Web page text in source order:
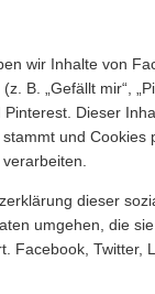
wir Inhalte von
B. „Gefällt mir“,
Dieser
und
dieser
umgehen, die
Facebook, Twitter,